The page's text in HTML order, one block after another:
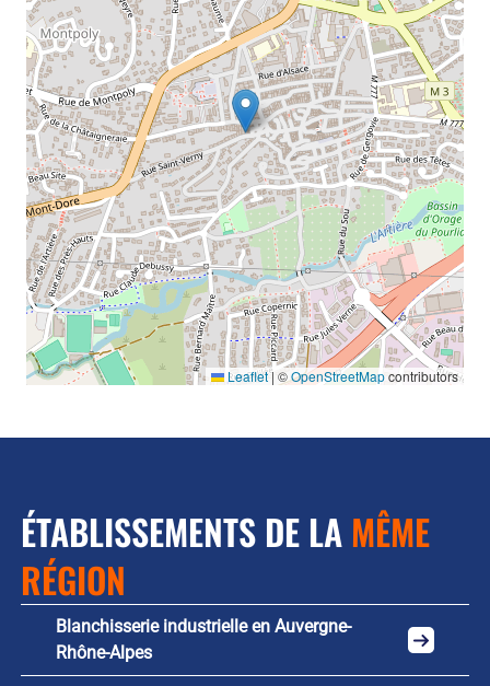
Leaflet| ©OpenStreetMapcontributors
ÉTABLISSEMENTS DE LAMÊME
RÉGION
Blanchisserie industrielle en Auvergne-
Rhône-Alpes